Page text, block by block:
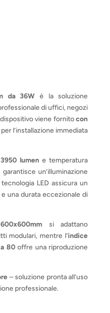
da 36W è la soluzione
di uffici, negozi
viene fornitocon
l’installazione immediata
lumene temperatura
garantisce un’illuminazione
LED assicura un
una durata eccezionale di
si adattano
modulari, mentre l’indice
80offre una riproduzione
– soluzione pronta all’uso
professionale.